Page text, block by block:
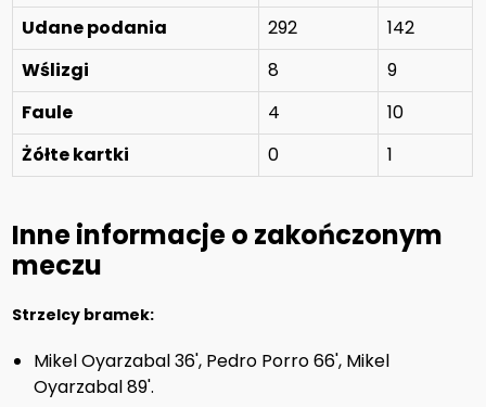
Udane podania
292
142
Wślizgi
8
9
Faule
4
10
Żółte kartki
0 1
Inne informacje o zakończonym
meczu
Strzelcy bramek:
Mikel Oyarzabal 36', Pedro Porro 66', Mikel
Oyarzabal 89'.